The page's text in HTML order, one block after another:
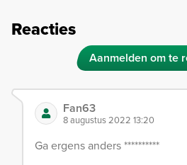
Reacties
Aanmelden om te
Fan63
8 augustus 2022 13:20
Ga ergens anders **********